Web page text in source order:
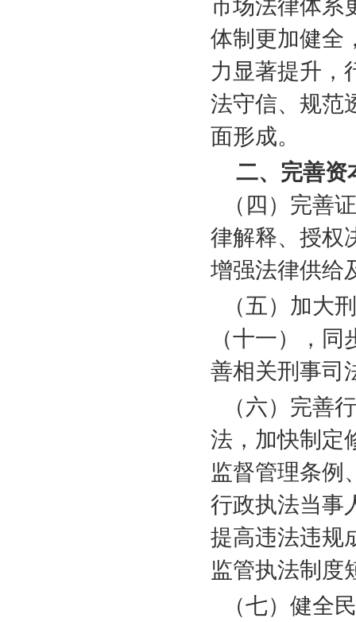
市场法律体系
体制更加健全
力显著提升，
法守信、规范
面形成。
二、完善资
（四）完善
律解释、授权
增强法律供给
（五）加大
（十一），
善相关刑事司
（六）完善
法，加快制定
监督管理条例
行政执法当事
提高违法违规
监管执法制度
（七）健全